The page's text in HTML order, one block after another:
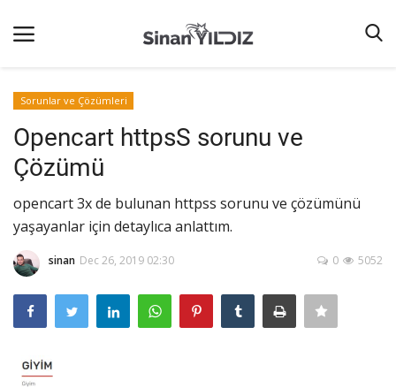
Ana Sayfa
Listeler
iletişim
Terms & Conditions
Reklam
Oyun
İnternet
Sorunlar ve Çözümleri
Opencart httpsS sorunu ve
Çözümü
opencart 3x de bulunan httpss sorunu ve çözümünü
yaşayanlar için detaylıca anlattım.
sinan Dec 26, 2019 02:30 5052
0